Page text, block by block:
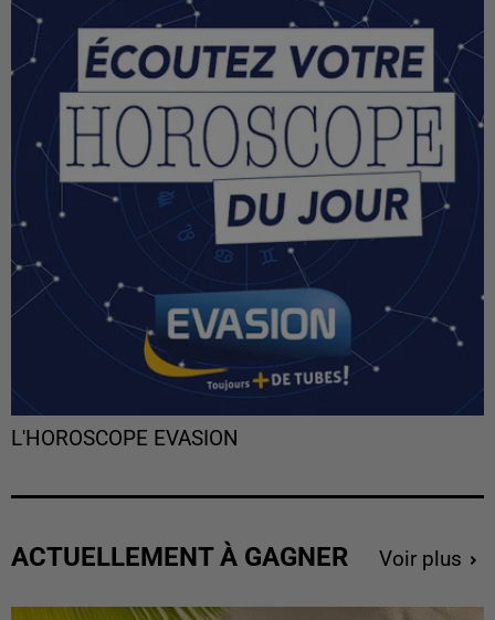
L'HOROSCOPE EVASION
ACTUELLEMENT À GAGNER Voir plus